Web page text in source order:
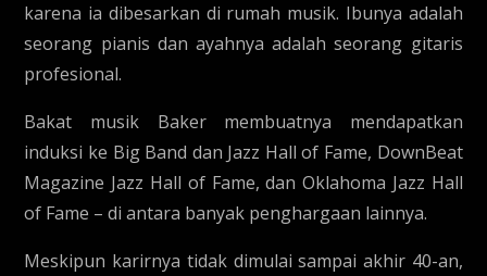
karena ia dibesarkan di rumah musik. Ibunya adalah
seorang pianis dan ayahnya adalah seorang gitaris
profesional.
Bakat musik Baker membuatnya mendapatkan
induksi ke Big Band dan Jazz Hall of Fame, DownBeat
Magazine Jazz Hall of Fame, dan Oklahoma Jazz Hall
of Fame – di antara banyak penghargaan lainnya.
Meskipun karirnya tidak dimulai sampai akhir 40-an,